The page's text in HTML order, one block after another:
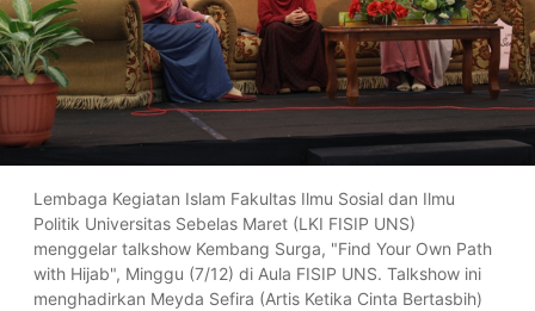
Lembaga Kegiatan Islam Fakultas Ilmu Sosial dan Ilmu
Politik Universitas Sebelas Maret (LKI FISIP UNS)
menggelar talkshow Kembang Surga, "Find Your Own Path
with Hijab", Minggu (7/12) di Aula FISIP UNS. Talkshow ini
menghadirkan Meyda Sefira (Artis Ketika Cinta Bertasbih)